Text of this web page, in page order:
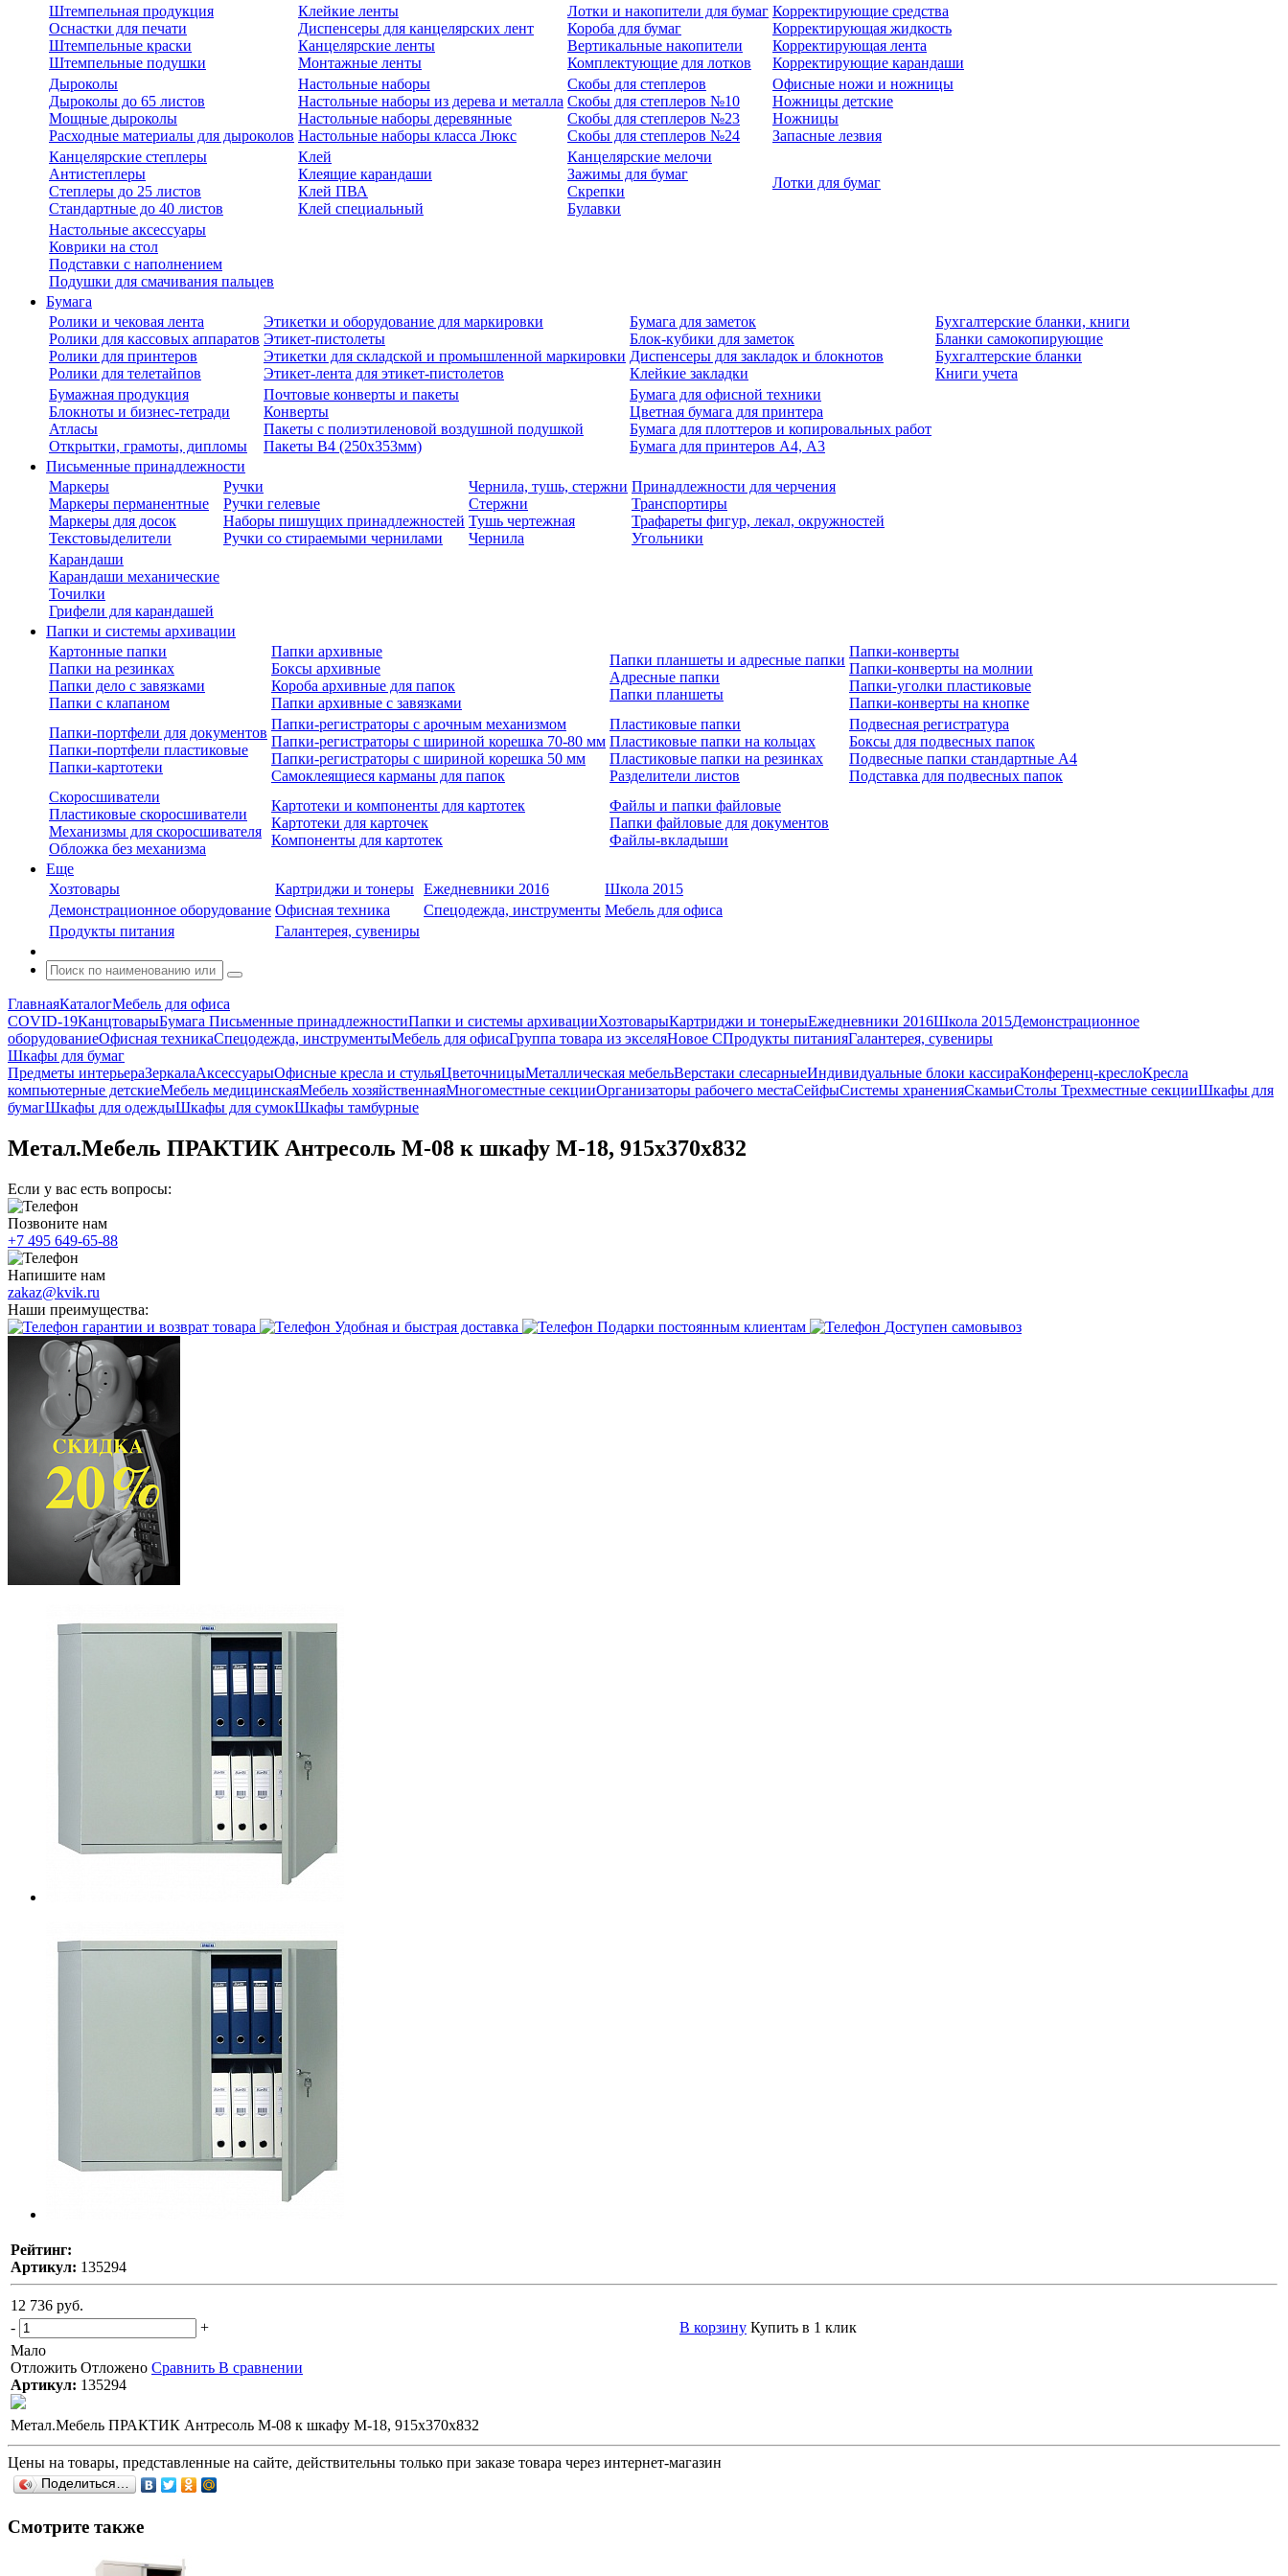
Штемпельная продукция
Оснастки для печати
Штемпельные краски
Штемпельные подушки
Клейкие ленты
Диспенсеры для канцелярских лент
Канцелярские ленты
Монтажные ленты
Лотки и накопители для бумаг
Короба для бумаг
Вертикальные накопители
Комплектующие для лотков
Корректирующие средства
Корректирующая жидкость
Корректирующая лента
Корректирующие карандаши
Дыроколы
Дыроколы до 65 листов
Мощные дыроколы
Расходные материалы для дыроколов
Настольные наборы
Настольные наборы из дерева и металла
Настольные наборы деревянные
Настольные наборы класса Люкс
Скобы для степлеров
Скобы для степлеров №10
Скобы для степлеров №23
Скобы для степлеров №24
Офисные ножи и ножницы
Ножницы детские
Ножницы
Запасные лезвия
Канцелярские степлеры
Антистеплеры
Степлеры до 25 листов
Стандартные до 40 листов
Клей
Клеящие карандаши
Клей ПВА
Клей специальный
Канцелярские мелочи
Зажимы для бумаг
Скрепки
Булавки
Лотки для бумаг
Настольные аксессуары
Коврики на стол
Подставки с наполнением
Подушки для смачивания пальцев
Бумага
Ролики и чековая лента
Ролики для кассовых аппаратов
Ролики для принтеров
Ролики для телетайпов
Этикетки и оборудование для маркировки
Этикет-пистолеты
Этикетки для складской и промышленной маркировки
Этикет-лента для этикет-пистолетов
Бумага для заметок
Блок-кубики для заметок
Диспенсеры для закладок и блокнотов
Клейкие закладки
Бухгалтерские бланки, книги
Бланки самокопирующие
Бухгалтерские бланки
Книги учета
Бумажная продукция
Блокноты и бизнес-тетради
Атласы
Открытки, грамоты, дипломы
Почтовые конверты и пакеты
Конверты
Пакеты с полиэтиленовой воздушной подушкой
Пакеты В4 (250х353мм)
Бумага для офисной техники
Цветная бумага для принтера
Бумага для плоттеров и копировальных работ
Бумага для принтеров А4, А3
Письменные принадлежности
Маркеры
Маркеры перманентные
Маркеры для досок
Текстовыделители
Ручки
Ручки гелевые
Наборы пишущих принадлежностей
Ручки со стираемыми чернилами
Чернила, тушь, стержни
Стержни
Тушь чертежная
Чернила
Принадлежности для черчения
Транспортиры
Трафареты фигур, лекал, окружностей
Угольники
Карандаши
Карандаши механические
Точилки
Грифели для карандашей
Папки и системы архивации
Картонные папки
Папки на резинках
Папки дело с завязками
Папки с клапаном
Папки архивные
Боксы архивные
Короба архивные для папок
Папки архивные с завязками
Папки планшеты и адресные папки
Адресные папки
Папки планшеты
Папки-конверты
Папки-конверты на молнии
Папки-уголки пластиковые
Папки-конверты на кнопке
Папки-портфели для документов
Папки-портфели пластиковые
Папки-картотеки
Папки-регистраторы с арочным механизмом
Папки-регистраторы с шириной корешка 70-80 мм
Папки-регистраторы с шириной корешка 50 мм
Самоклеящиеся карманы для папок
Пластиковые папки
Пластиковые папки на кольцах
Пластиковые папки на резинках
Разделители листов
Подвесная регистратура
Боксы для подвесных папок
Подвесные папки стандартные А4
Подставка для подвесных папок
Скоросшиватели
Пластиковые скоросшиватели
Механизмы для скоросшивателя
Обложка без механизма
Картотеки и компоненты для картотек
Картотеки для карточек
Компоненты для картотек
Файлы и папки файловые
Папки файловые для документов
Файлы-вкладыши
Еще
Хозтовары
Картриджи и тонеры Ежедневники 2016
Школа 2015
Демонстрационное оборудование Офисная техника Спецодежда, инструменты Мебель для офиса
Продукты питания
Галантерея, сувениры
ГлавнаяКаталогМебель для офиса
COVID-19КанцтоварыБумага Письменные принадлежностиПапки и системы архивацииХозтоварыКартриджи и тонерыЕжедневники 2016Школа 2015Демонстрационное
оборудованиеОфисная техникаСпецодежда, инструментыМебель для офисаГруппа товара из экселяНовое СПродукты питанияГалантерея, сувениры
Шкафы для бумаг
Предметы интерьераЗеркалаАксессуарыОфисные кресла и стульяЦветочницыМеталлическая мебельВерстаки слесарныеИндивидуальные блоки кассираКонференц-креслоКресла
компьютерные детскиеМебель медицинскаяМебель хозяйственнаяМногоместные секцииОрганизаторы рабочего местаСейфыСистемы храненияСкамьиСтолы Трехместные секцииШкафы для
бумагШкафы для одеждыШкафы для сумокШкафы тамбурные
Метал.Мебель ПРАКТИК Антресоль M-08 к шкафу М-18, 915х370х832
Если у вас есть вопросы:
Позвоните нам
+7 495 649-65-88
Напишите нам
zakaz@kvik.ru
Наши преимущества:
гарантии и возврат товара
Удобная и быстрая доставка Подарки постоянным клиентам Доступен самовывоз
Рейтинг:
Артикул: 135294
12 736 руб.
-
+ В корзину Купить в 1 клик
Мало
Отложить Отложено Сравнить В сравнении
Артикул: 135294
Метал.Мебель ПРАКТИК Антресоль M-08 к шкафу М-18, 915х370х832
Цены на товары, представленные на сайте, действительны только при заказе товара через интернет-магазин
Поделиться…
Смотрите также